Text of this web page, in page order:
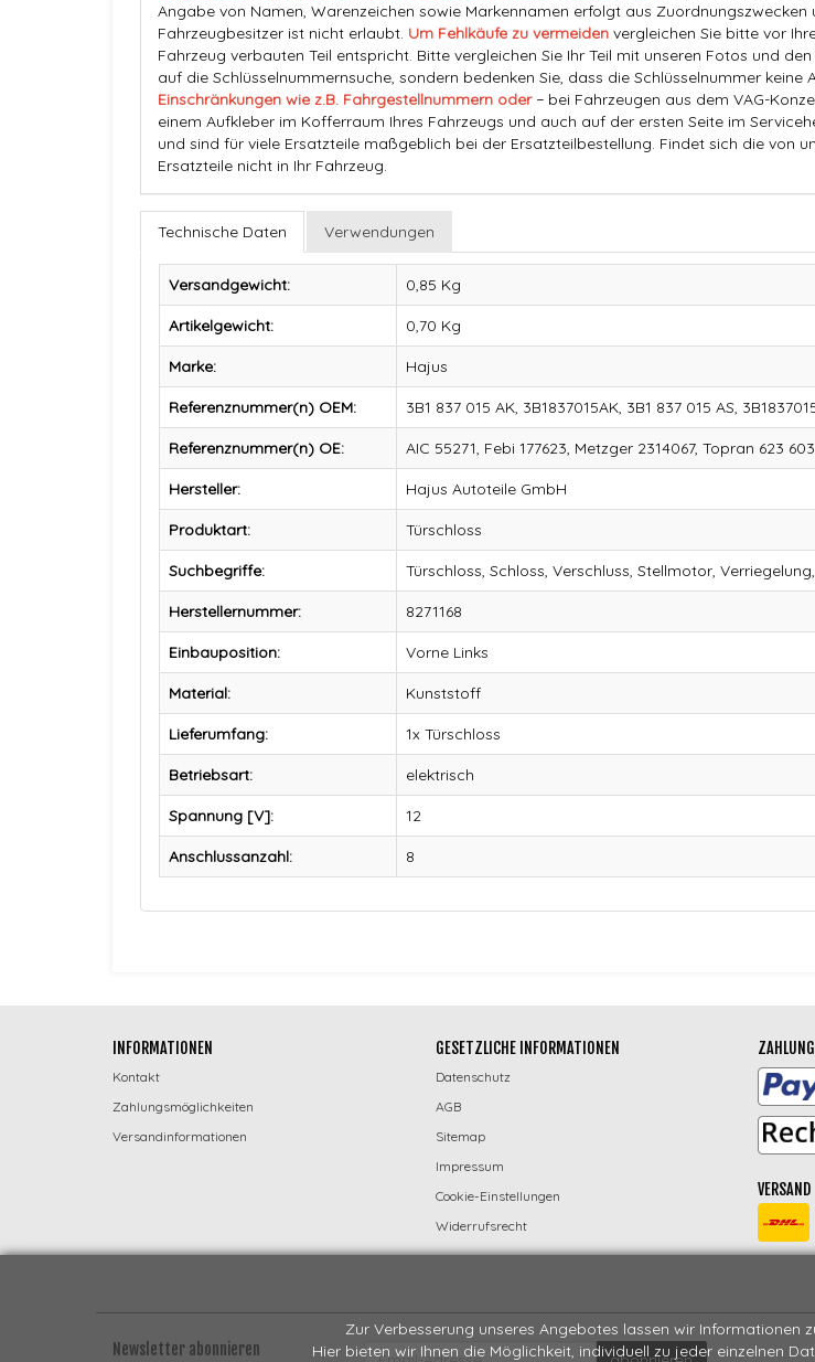
Zur Verbesserung unseres Angebotes lassen wir Informationen
Hier bieten wir Ihnen die Möglichkeit, individuell zu jeder einzelnen
Angabe von Namen, Warenzeichen sowie Markennamen erfolgt aus
Fahrzeugbesitzer ist nicht erlaubt. Um Fehlkäufe zu vermeiden vergleichen Sie bitte vor
Fahrzeug verbauten Teil entspricht. Bitte vergleichen Sie Ihr Teil mit unseren Fotos und
auf die Schlüsselnummernsuche, sondern bedenken Sie, dass die Schlüsselnummer
Einschränkungen wie z.B. Fahrgestellnummern oder− bei Fahrzeugen aus dem VAG-
einem Aufkleber im Kofferraum Ihres Fahrzeugs und auch auf der ersten Seite im
und sind für viele Ersatzteile maßgeblich bei der Ersatzteilbestellung. Findet sich die von
Ersatzteile nicht in Ihr Fahrzeug.
Technische Daten Verwendungen
Versandgewicht: 0,85 Kg
Artikelgewicht: 0,70 Kg
Marke: Hajus
Referenznummer(n) OEM: 3B1 837 015 AK, 3B1837015AK, 3B1 837 015 AS,
Referenznummer(n) OE: AIC 55271, Febi 177623, Metzger 2314067, Topran 623
Hersteller: Hajus Autoteile GmbH
Produktart: Türschloss
Suchbegriffe: Türschloss, Schloss, Verschluss, Stellmotor,
Herstellernummer: 8271168
Einbauposition: Vorne Links
Material: Kunststoff
Lieferumfang: 1x Türschloss
Betriebsart: elektrisch
Spannung [V]: 12
Anschlussanzahl: 8
INFORMATIONEN
Kontakt
Zahlungsmöglichkeiten
Versandinformationen
GESETZLICHE INFORMATIONEN
Datenschutz
AGB
Sitemap
Impressum
Cookie-Einstellungen
Widerrufsrecht
VERSAND
Newsletter abonnieren
EMAIL-